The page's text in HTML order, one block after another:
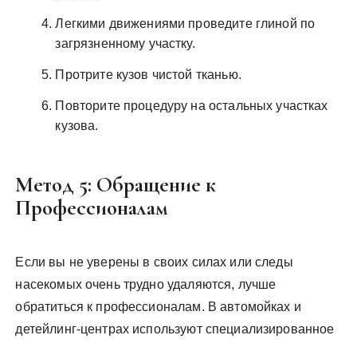
Легкими движениями проведите глиной по
загрязненному участку.
Протрите кузов чистой тканью.
Повторите процедуру на остальных участках
кузова.
Метод 5: Обращение к
Профессионалам
Если вы не уверены в своих силах или следы
насекомых очень трудно удаляются, лучше
обратиться к профессионалам. В автомойках и
детейлинг-центрах используют специализированное